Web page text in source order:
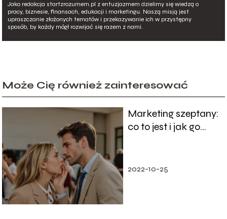
Jako redakcja startzrozumem.pl z entuzjazmem dzielimy się wiedzą o
pracy, biznesie, finansach, edukacji i marketingu. Naszą misją jest
upraszczanie złożonych tematów i przekazywanie ich w przystępny
sposób, by każdy mógł rozwijać się razem z nami.
Może Cię również zainteresować
Marketing szeptany:
co to jest i jak go
2022-10-25